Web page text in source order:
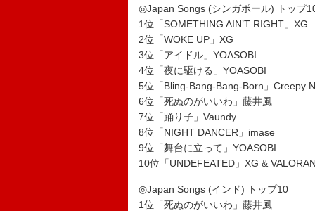
◎Japan Songs (シンガポール) トップ
1位「SOMETHING AIN’T RIGHT」XG
2位「WOKE UP」XG
3位「アイドル」YOASOBI
4位「夜に駆ける」YOASOBI
5位「Bling-Bang-Bang-Born」Creepy
6位「死ぬのがいいわ」藤井風
7位「踊り子」Vaundy
8位「NIGHT DANCER」imase
9位「舞台に立って」YOASOBI
10位「UNDEFEATED」XG &
◎Japan Songs (インド) トップ10
1位「死ぬのがいいわ」藤井風